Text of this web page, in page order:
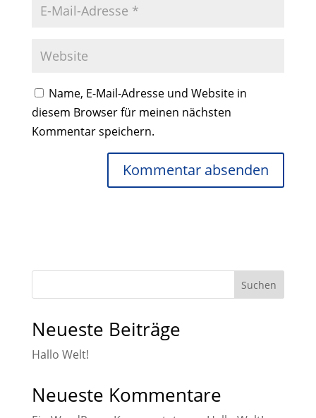
Name, E-Mail-Adresse und Website in
diesem Browser für meinen nächsten
Kommentar speichern.
Suchen
Neueste Beiträge
Hallo Welt!
Neueste Kommentare